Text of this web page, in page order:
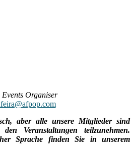
Events Organiser
aber alle unsere Mitglieder sind
Veranstaltungen teilzunehmen.
Sprache finden Sie in unserem